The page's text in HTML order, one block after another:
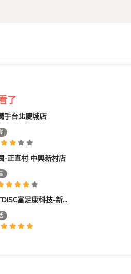
了
手台北慶城店
-正直村 中興新村店
FOOTDISC富足康科技-新光三越-桃園站前店